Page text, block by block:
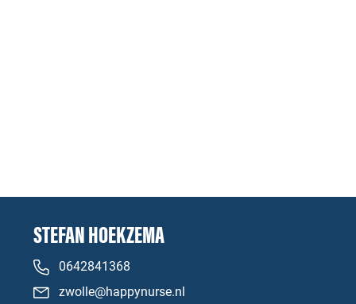
STEFAN HOEKZEMA
0642841368
zwolle@happynurse.nl